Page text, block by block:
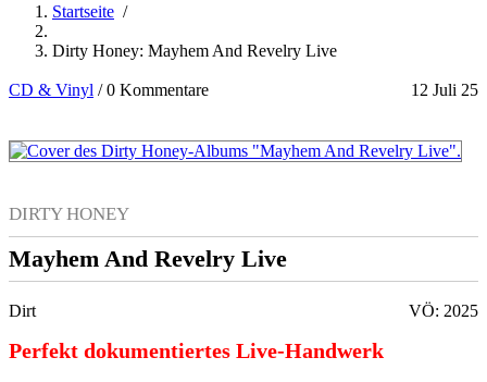
Startseite /
Dirty Honey: Mayhem And Revelry Live
CD & Vinyl 12 Juli 25
/0 Kommentare
DIRTY HONEY
Mayhem And Revelry Live
Dirt VÖ: 2025
Perfekt dokumentiertes Live-Handwerk